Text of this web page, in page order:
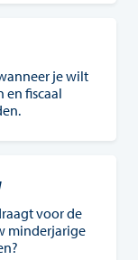
je wilt
en fiscaal
voor de
minderjarige